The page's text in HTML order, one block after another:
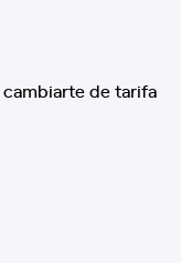
cambiarte de tarifa